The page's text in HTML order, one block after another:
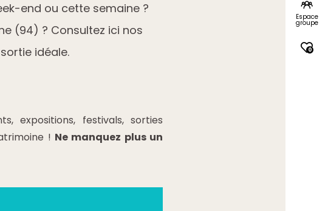
Espace
groupe
0
end ou cette semaine ?
(94) ? Consultez ici nos
idéale.
expositions, festivals, sorties
! Ne manquez plus un